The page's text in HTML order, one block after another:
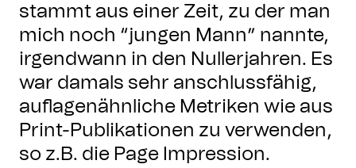
stammt aus einer Zeit, zu der man
mich noch “jungen Mann” nannte,
irgendwann in den Nullerjahren. Es
war damals sehr anschlussfähig,
auflagenähnliche Metriken wie aus
Print-Publikationen zu verwenden,
so z.B. die Page Impression.